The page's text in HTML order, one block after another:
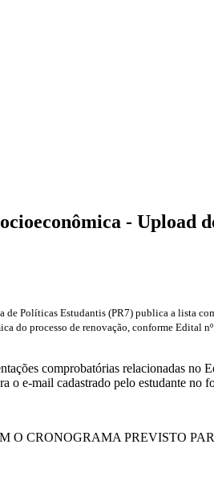
- Upload
de Políticas Estudantis (PR7) publica a lista
do processo de renovação, conforme Edital
comprobatórias
o e-mail cadastrado pelo estudante
O CRONOGRAMA PREVISTO